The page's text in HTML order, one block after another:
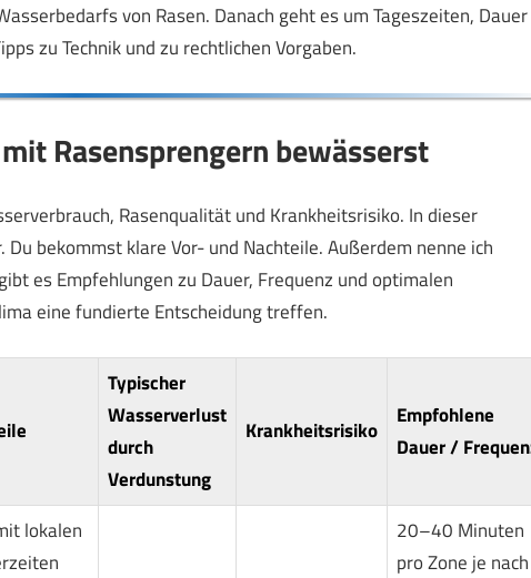
von Rasen. Danach geht es um Tageszeiten, Dauer
zu Technik und zu rechtlichen Vorgaben.
Rasensprengern bewässerst
Rasenqualität und Krankheitsrisiko. In dieser
bekommst klare Vor- und Nachteile. Außerdem nenne ich
es Empfehlungen zu Dauer, Frequenz und optimalen
eine fundierte Entscheidung treffen.
Typischer
Wasserverlust
durch
Verdunstung
Krankheitsrisiko
Empfohlene
Dauer /
lokalen
20–40 Minuten
pro Zone je nach